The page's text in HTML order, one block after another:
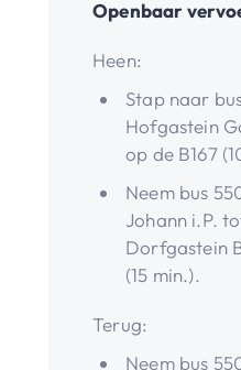
Openbaar
Heen:
Stap naar
Hofgastein
op de B167
Neem bus
Johann i.P.
Dorfgastein
(15 min.).
Terug:
Neem bus